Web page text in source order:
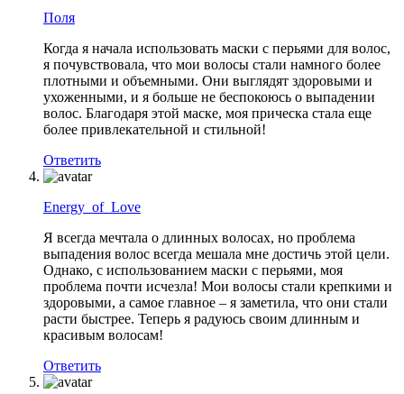
Поля
Когда я начала использовать маски с перьями для волос,
я почувствовала, что мои волосы стали намного более
плотными и объемными. Они выглядят здоровыми и
ухоженными, и я больше не беспокоюсь о выпадении
волос. Благодаря этой маске, моя прическа стала еще
более привлекательной и стильной!
Ответить
Energy_of_Love
Я всегда мечтала о длинных волосах, но проблема
выпадения волос всегда мешала мне достичь этой цели.
Однако, с использованием маски с перьями, моя
проблема почти исчезла! Мои волосы стали крепкими и
здоровыми, а самое главное – я заметила, что они стали
расти быстрее. Теперь я радуюсь своим длинным и
красивым волосам!
Ответить